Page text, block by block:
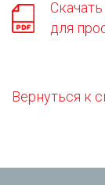
для
Вернуться к